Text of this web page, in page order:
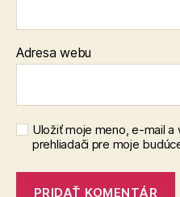
Adresa webu
Uložiť moje meno, e-mail
prehliadači pre moje